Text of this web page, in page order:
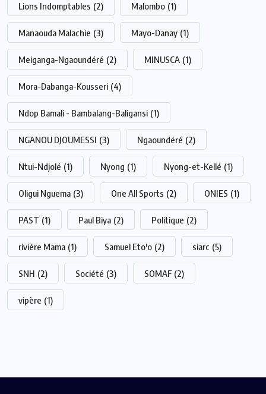
Lions Indomptables (2) Malombo (1)
Manaouda Malachie (3) Mayo-Danay (1)
Meiganga-Ngaoundéré (2) MINUSCA (1)
Mora-Dabanga-Kousseri (4)
Ndop Bamali - Bambalang-Baligansi (1)
NGANOU DJOUMESSI (3) Ngaoundéré (2)
Ntui-Ndjolé (1) Nyong (1) Nyong-et-Kellé (1)
Oligui Nguema (3) One All Sports (2) ONIES (1)
PAST (1) Paul Biya (2) Politique (2)
rivière Mama (1) Samuel Eto'o (2) siarc (5)
SNH (2) Société (3) SOMAF (2)
vipère (1)